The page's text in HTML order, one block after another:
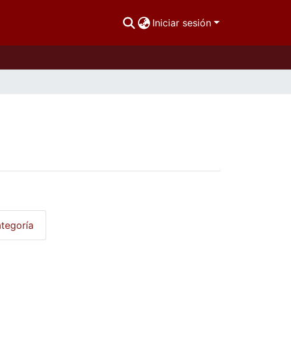
Iniciar sesión